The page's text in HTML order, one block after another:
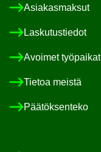
Asia­kas­mak­sut
Las­ku­tus­tie­dot
Avoi­met työ­pai­kat
Tie­toa meis­tä
Pää­tök­sen­te­ko